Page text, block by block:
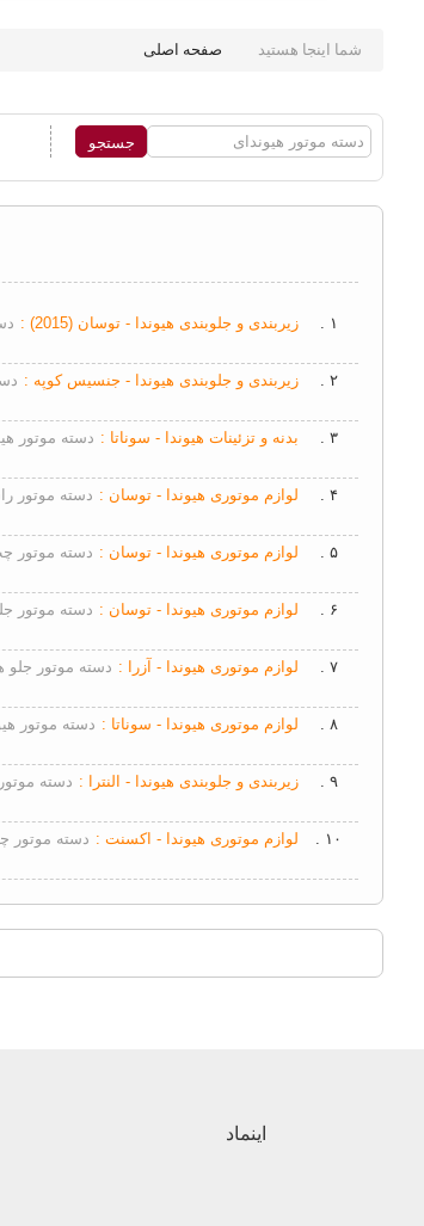
شما اینجا هستید صفحه اصلی
۱ . زیربندی و جلوبندی هیوندا - توسان (2015) :
۲ . زیربندی و جلوبندی هیوندا - جنسیس کوپه :
۳ . بدنه و تزئینات هیوندا - سوناتا : دسته موتور
۴ . لوازم موتوری هیوندا - توسان : دسته موتور
۵ . لوازم موتوری هیوندا - توسان : دسته موتور چپ
۶ . لوازم موتوری هیوندا - توسان : دسته موتور
۷ . لوازم موتوری هیوندا - آزرا : دسته موتور جلو
۸ . لوازم موتوری هیوندا - سوناتا : دسته موتور
۹ . زیربندی و جلوبندی هیوندا - النترا : دسته موتور
۱۰ . لوازم موتوری هیوندا - اکسنت : دسته موتور
اینماد